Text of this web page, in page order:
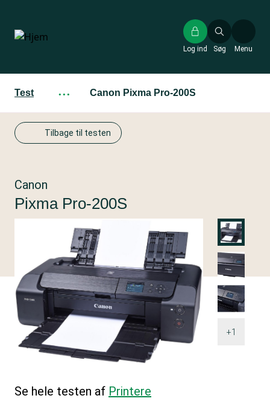
hovedindhold
Søg
Log ind Menu
Test ··· Canon Pixma Pro-200S
Tilbage til testen
+1
Canon
Pixma Pro-200S
Se hele testen af Printere